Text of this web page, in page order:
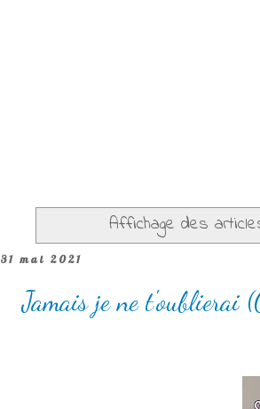
Affichage des
31 mai 2021
Jamais je ne t'oublierai